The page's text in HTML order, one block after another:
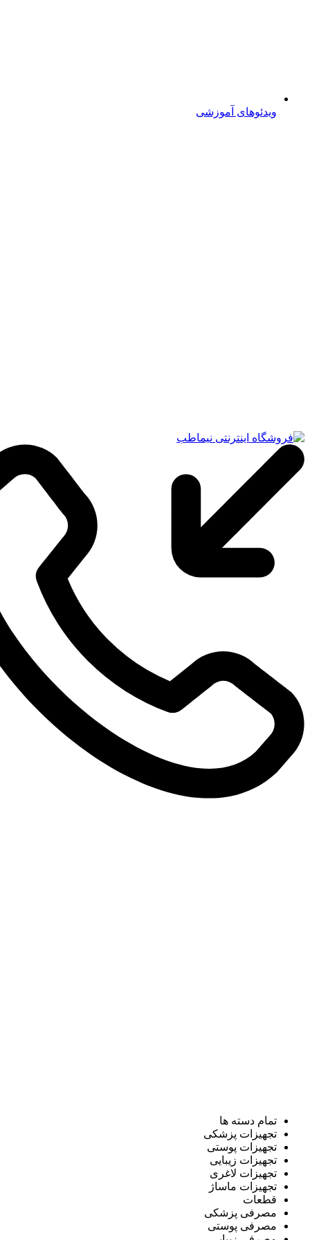
ویدئوهای آموزشی
تمام دسته ها
تجهیزات پزشکی
تجهیزات پوستی
تجهیزات زیبایی
تجهیزات لاغری
تجهیزات ماساژ
قطعات
مصرفی پزشکی
مصرفی پوستی